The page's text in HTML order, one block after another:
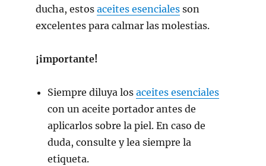
ducha, estos aceites esenciales son
excelentes para calmar las molestias.
¡importante!
Siempre diluya los aceites esenciales
con un aceite portador antes de
aplicarlos sobre la piel. En caso de
duda, consulte y lea siempre la
etiqueta.